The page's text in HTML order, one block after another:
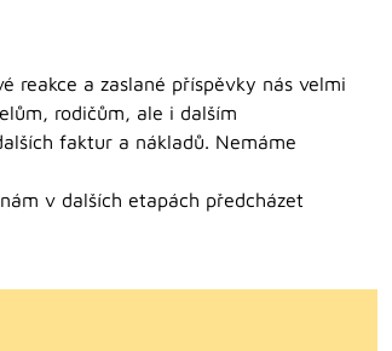
reakce a zaslané příspěvky nás velmi
rodičům, ale i dalším
faktur a nákladů. Nemáme
v dalších etapách předcházet